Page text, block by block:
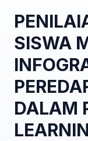
SISWA
DALAM